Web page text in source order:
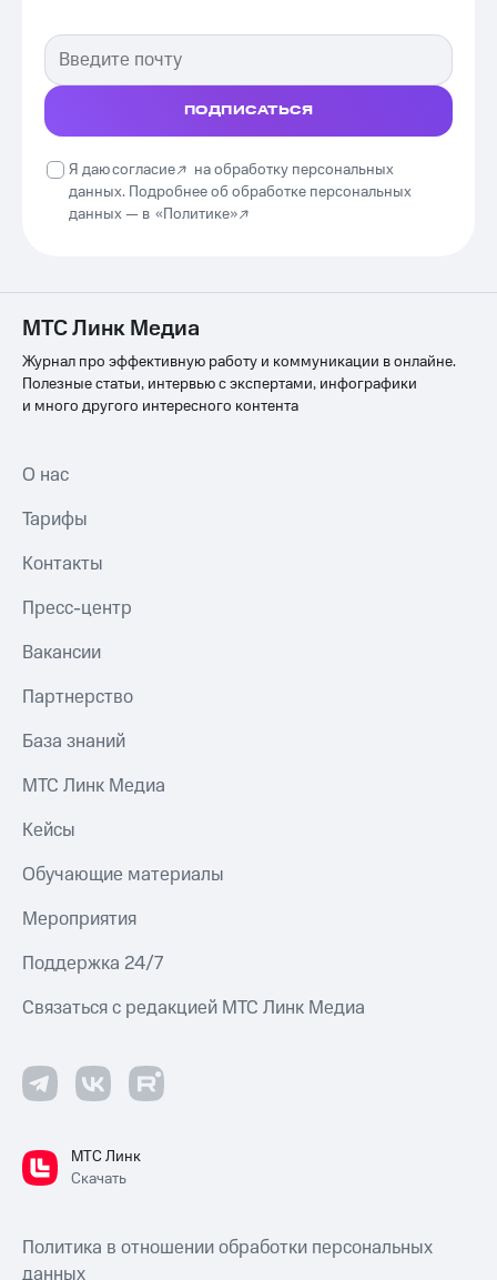
ПОДПИСАТЬСЯ
Я даюсогласие
на обработку персональных
данных. Подробнее об обработке персональных
данных — в «Политике»
МТС Линк Медиа
Журнал про эффективную работу и коммуникации в онлайне.
Полезные статьи, интервью с экспертами, инфографики
и много другого интересного контента
О нас
Тарифы
Контакты
Пресс-центр
Вакансии
Партнерство
База знаний
МТС Линк Медиа
Кейсы
Обучающие материалы
Мероприятия
Поддержка 24/7
Связаться с редакцией МТС Линк Медиа
МТС Линк
Скачать
Политика в отношении обработки персональных
данных